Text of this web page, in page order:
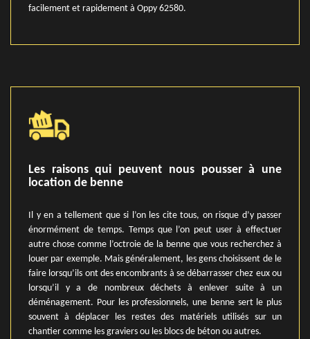
facilement et rapidement à Oppy 62580.
Les raisons qui peuvent nous pousser à une
location de benne
Il y en a tellement que si l’on les cite tous, on risque d’y passer
énormément de temps. Temps que l’on peut user à effectuer
autre chose comme l’octroie de la benne que vous recherchez à
louer par exemple. Mais généralement, les gens choisissent de le
faire lorsqu’ils ont des encombrants à se débarrasser chez eux ou
lorsqu’il y a de nombreux déchets à enlever suite à un
déménagement. Pour les professionnels, une benne sert le plus
souvent à déplacer les restes des matériels utilisés sur un
chantier comme les graviers ou les blocs de béton ou autres.